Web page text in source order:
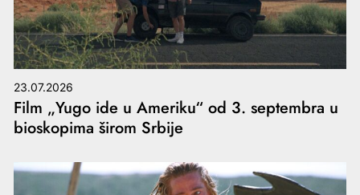
23.07.2026
Film „Yugo ide u Ameriku“ od 3. septembra u
bioskopima širom Srbije